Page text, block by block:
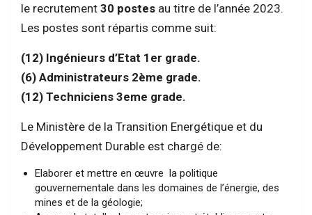
le recrutement 30 postes au titre de l’année 2023.
Les postes sont répartis comme suit:
(12) Ingénieurs d’Etat 1er grade.
(6) Administrateurs 2ème grade.
(12) Techniciens 3eme grade.
Le Ministère de la Transition Energétique et du
Développement Durable est chargé de:
Elaborer et mettre en œuvre la politique
gouvernementale dans les domaines de l’énergie, des
mines et de la géologie;